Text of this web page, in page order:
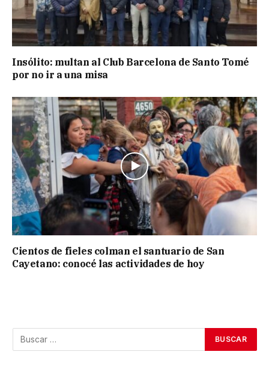
Insólito: multan al Club Barcelona de Santo Tomé
por no ir a una misa
Cientos de fieles colman el santuario de San
Cayetano: conocé las actividades de hoy